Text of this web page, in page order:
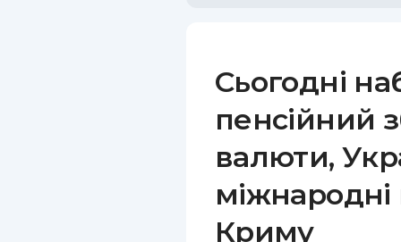
Сьогодні
пенсійний
валюти,
Криму